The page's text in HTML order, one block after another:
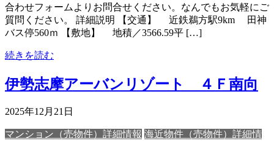
合わせフォームよりお問合せください。なんでもお気軽にご
質問ください。 詳細説明 【交通】 近鉄鵜方駅9km 田神
バス停560ｍ 【敷地】 地積／3566.59平 […]
続きを読む
伊勢志摩アーバンリゾート ４Ｆ南向
2025年12月21日
マンション（売物件）詳細情報 海近物件（売物件）詳細情